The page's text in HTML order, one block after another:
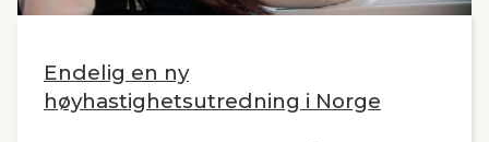
Endelig en ny
høyhastighetsutredning i Norge